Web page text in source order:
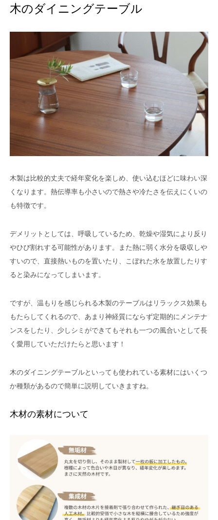
木のダイニングテーブル
木製は比較的丈夫で経年変化を楽しめ、使い込むほどに味わい深
くなります。熱伝導率も小さいので熱さや冷たさを伝えにくいの
も特徴です。
デメリットとしては、呼吸しているため、乾燥や湿気により反り
やひび割れする可能性があります。また熱に弱く水分を吸収しや
すいので、直接熱いものを置いたり、こぼれた水を放置したりす
ると染みになってしまいます。
ですが、温もりを感じられる木製のテーブルはリラックス効果も
もたらしてくれるので、あまり神経質にならず定期的にメンテナ
ンスをしたり、少しシミができてもそれも一つの風合いとして長
く愛用していただけたらと思います！
木のダイニングテーブルといっても使われている素材にはいくつ
か種類があるので簡単に説明していきますね。
木材の素材について